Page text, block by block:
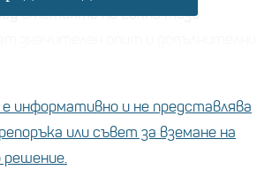
статията на Lakha тези
графит, метални катализатори
кобалт и прецизни системи за
и налягането.
информативно и не представлява
или съвет за вземане на
решение.